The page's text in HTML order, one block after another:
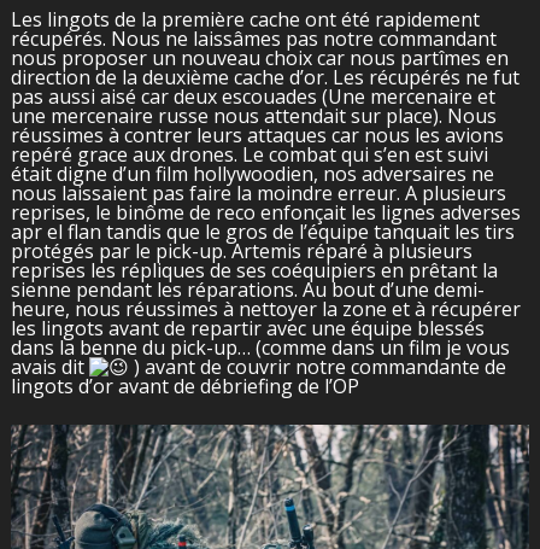
Les lingots de la première cache ont été rapidement
récupérés. Nous ne laissâmes pas notre commandant
nous proposer un nouveau choix car nous partîmes en
direction de la deuxième cache d’or. Les récupérés ne fut
pas aussi aisé car deux escouades (Une mercenaire et
une mercenaire russe nous attendait sur place). Nous
réussimes à contrer leurs attaques car nous les avions
repéré grace aux drones. Le combat qui s’en est suivi
était digne d’un film hollywoodien, nos adversaires ne
nous laissaient pas faire la moindre erreur. A plusieurs
reprises, le binôme de reco enfonçait les lignes adverses
apr el flan tandis que le gros de l’équipe tanquait les tirs
protégés par le pick-up. Artemis réparé à plusieurs
reprises les répliques de ses coéquipiers en prêtant la
sienne pendant les réparations. Au bout d’une demi-
heure, nous réussimes à nettoyer la zone et à récupérer
les lingots avant de repartir avec une équipe blessés
dans la benne du pick-up… (comme dans un film je vous
avais dit ) avant de couvrir notre commandante de
lingots d’or avant de débriefing de l’OP